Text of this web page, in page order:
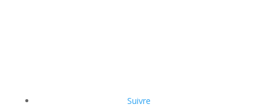
Suivre